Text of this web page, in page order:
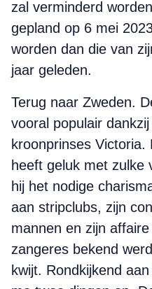
zal verminderd
gepland op 6 mei
worden dan die van
jaar geleden.
Terug naar Zweden.
vooral populair
kroonprinses
heeft geluk met zulke
hij het nodige
aan stripclubs, zijn
mannen en zijn
zangeres bekend
kwijt. Rondkijkend